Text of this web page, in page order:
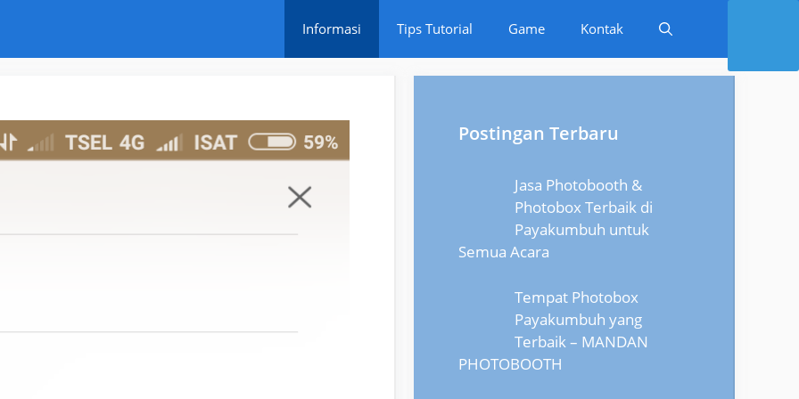
Informasi Tips Tutorial Game Kontak
Postingan Terbaru
Jasa Photobooth &
Photobox Terbaik di
Payakumbuh untuk
Semua Acara
Tempat Photobox
Payakumbuh yang
Terbaik – MANDAN
PHOTOBOOTH